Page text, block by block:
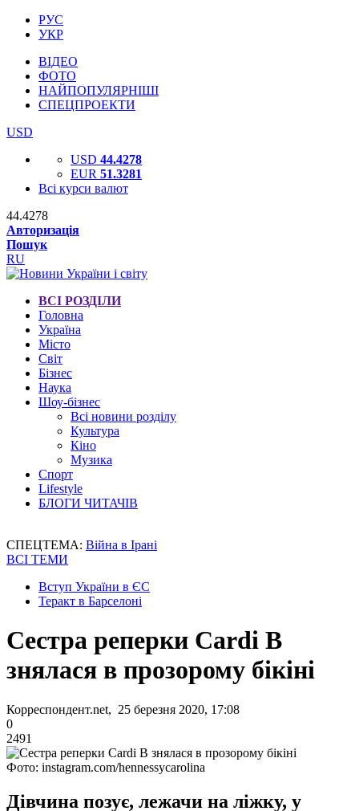
РУС
УКР
ВІДЕО
ФОТО
НАЙПОПУЛЯРНІШІ
СПЕЦПРОЕКТИ
USD
USD 44.4278
EUR 51.3281
Всі курси валют
44.4278
Авторизація
Пошук
RU
ВСІ РОЗДІЛИ
Головна
Україна
Місто
Світ
Бізнес
Наука
Шоу-бізнес
Всі новини розділу
Культура
Кіно
Музика
Спорт
Lifestyle
БЛОГИ ЧИТАЧІВ
СПЕЦТЕМА: Війна в Ірані
ВСІ ТЕМИ
Вступ України в ЄС
Теракт в Барселоні
Сестра реперки Cardi B
знялася в прозорому бікіні
Корреспондент.net, 25 березня 2020, 17:08
0
2491
Фото: instagram.com/hennessycarolina
Дівчина позує, лежачи на ліжку, у